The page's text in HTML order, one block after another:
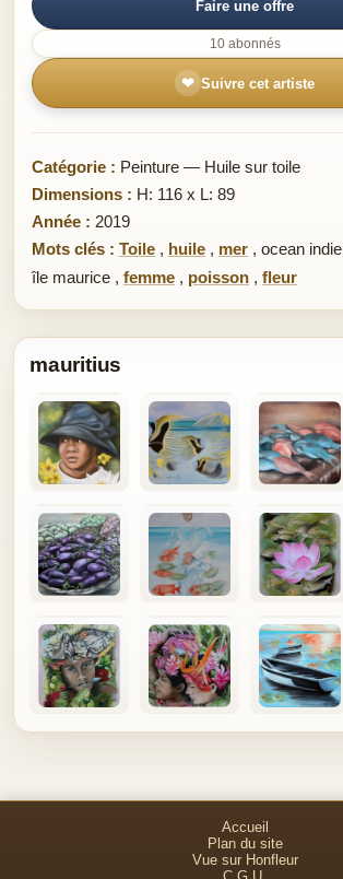
Faire une offre
10 abonnés
❤ Suivre cet artiste
Catégorie : Peinture — Huile sur toile
Dimensions : H: 116 x L: 89
Année : 2019
Mots clés : Toile , huile , mer , ocean
île maurice , femme , poisson , fleur
mauritius
Accueil
Plan du site
Vue sur Honfleur